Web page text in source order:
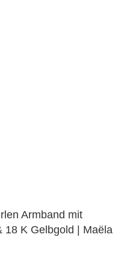
Armband mit
18 K Gelbgold | Maëla